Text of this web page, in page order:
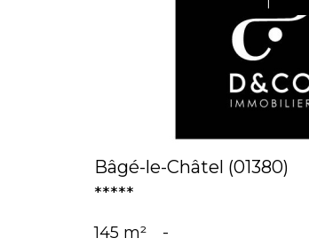
voir le bien
Bâgé-le-Châtel (01380)
*****
145 m² -